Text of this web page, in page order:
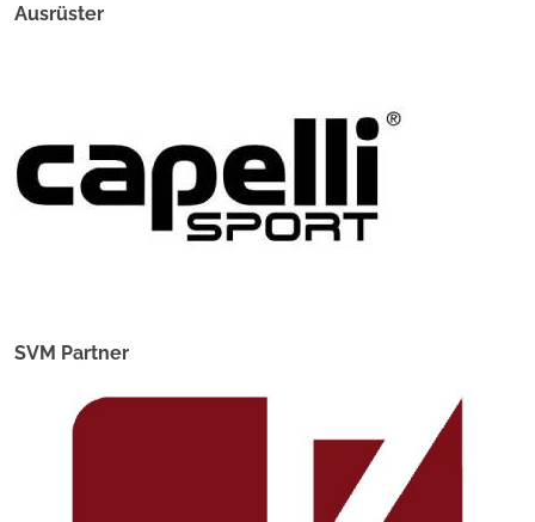
Ausrüster
SVM Partner